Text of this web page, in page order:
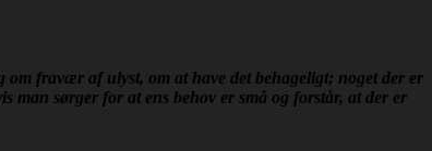
fravær af ulyst, om at have det behageligt; noget der er
man sørger for at ens behov er små og forstår, at der er